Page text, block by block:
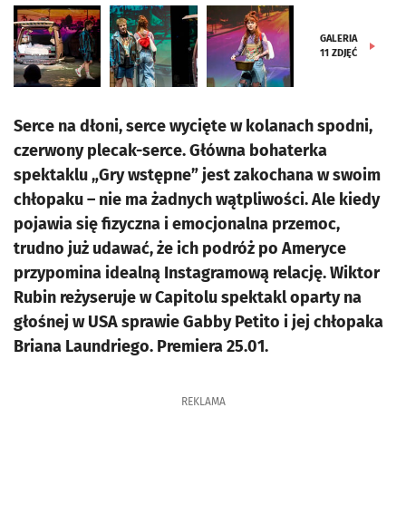
GALERIA
11 ZDJĘĆ
Serce na dłoni, serce wycięte w kolanach spodni,
czerwony plecak-serce. Główna bohaterka
spektaklu „Gry wstępne” jest zakochana w swoim
chłopaku – nie ma żadnych wątpliwości. Ale kiedy
pojawia się fizyczna i emocjonalna przemoc,
trudno już udawać, że ich podróż po Ameryce
przypomina idealną Instagramową relację. Wiktor
Rubin reżyseruje w Capitolu spektakl oparty na
głośnej w USA sprawie Gabby Petito i jej chłopaka
Briana Laundriego. Premiera 25.01.
REKLAMA